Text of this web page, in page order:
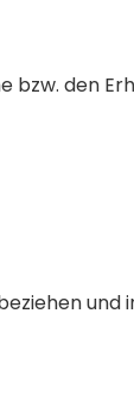
den